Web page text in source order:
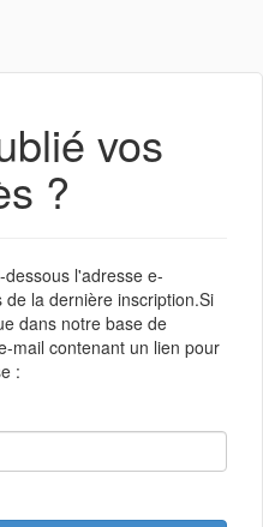
vos
?
l'adresse e-
la dernière inscription.Si
dans notre base de
mail contenant un lien pour
: